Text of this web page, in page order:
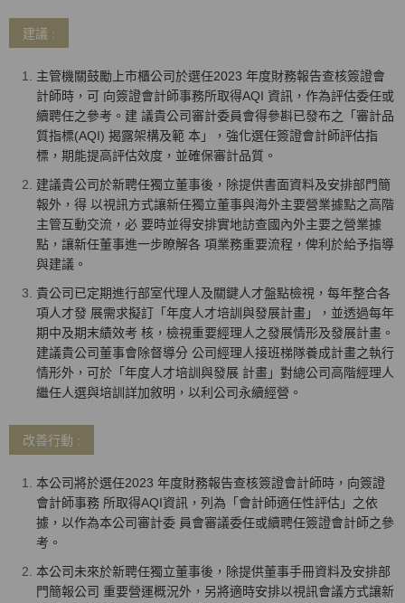
建議 :
主管機關鼓勵上市櫃公司於選任2023 年度財務報告查核簽證會
計師時，可 向簽證會計師事務所取得AQI 資訊，作為評估委任或
續聘任之參考。建 議貴公司審計委員會得參斟已發布之「審計品
質指標(AQI) 揭露架構及範 本」，強化選任簽證會計師評估指
標，期能提高評估效度，並確保審計品質。
建議貴公司於新聘任獨立董事後，除提供書面資料及安排部門簡
報外，得 以視訊方式讓新任獨立董事與海外主要營業據點之高階
主管互動交流，必 要時並得安排實地訪查國內外主要之營業據
點，讓新任董事進一步瞭解各 項業務重要流程，俾利於給予指導
與建議。
貴公司已定期進行部室代理人及關鍵人才盤點檢視，每年整合各
項人才發 展需求擬訂「年度人才培訓與發展計畫」，並透過每年
期中及期末績效考 核，檢視重要經理人之發展情形及發展計畫。
建議貴公司董事會除督導分 公司經理人接班梯隊養成計畫之執行
情形外，可於「年度人才培訓與發展 計畫」對總公司高階經理人
繼任人選與培訓詳加敘明，以利公司永續經營。
改善行動 :
本公司將於選任2023 年度財務報告查核簽證會計師時，向簽證
會計師事務 所取得AQI資訊，列為「會計師適任性評估」之依
據，以作為本公司審計委 員會審議委任或續聘任簽證會計師之參
考。
本公司未來於新聘任獨立董事後，除提供董事手冊資料及安排部
門簡報公司 重要營運概況外，另將適時安排以視訊會議方式讓新